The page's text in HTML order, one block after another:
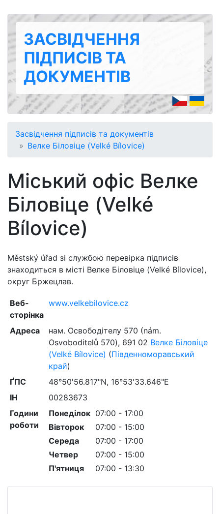
ЗАСВІДЧЕННЯ
ПІДПИСІВ ТА
ДОКУМЕНТІВ
Засвідчення підписів та документів
Велке Біловіце (Velké Bílovice)
Міський офіс Велке
Біловіце (Velké
Bílovice)
Městský úřad зі службою перевірка підписів
знаходиться в місті Велке Біловіце (Velké Bílovice),
округ Бржецлав.
Веб-
сторінка
www.velkebilovice.cz
Адреса
нам. Освободітелу 570 (nám.
Osvoboditelů 570), 691 02 Велке Біловіце
(Velké Bílovice) (Південноморавський
край)
ҐПС
48°50'56.817"N, 16°53'33.646"E
ІН
00283673
Години
роботи
Понеділок 07:00 - 17:00
Вівторок
07:00 - 15:00
Середа
07:00 - 17:00
Четвер
07:00 - 15:00
П'ятниця
07:00 - 13:30